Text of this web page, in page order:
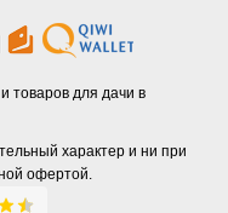
товаров для дачи в
характер и ни при
офертой.